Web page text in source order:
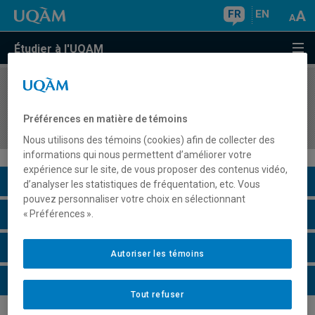
FR EN
Étudier à l'UQAM
COURS//
distribution en tourisme
Description du cours
Horaire - Été 2026
Horaire - Automne 2026
Horaire - Hiver 2027
Préférences en matière de témoins
Nous utilisons des témoins (cookies) afin de collecter des
informations qui nous permettent d’améliorer votre
expérience sur le site, de vous proposer des contenus vidéo,
d’analyser les statistiques de fréquentation, etc. Vous
pouvez personnaliser votre choix en sélectionnant
« Préférences ».
Tout refuser
Autoriser les témoins